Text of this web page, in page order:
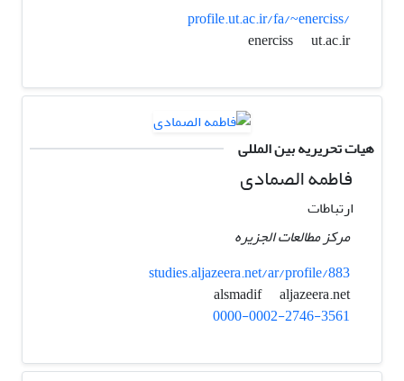
profile.ut.ac.ir/fa/~enerciss/
enerciss
ut.ac.ir
هیات تحریریه بین المللی
فاطمه الصمادی
ارتباطات
مرکز مطالعات الجزیره
studies.aljazeera.net/ar/profile/883
alsmadif
aljazeera.net
0000-0002-2746-3561